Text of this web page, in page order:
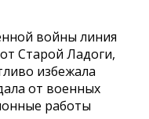
войны линия
Старой Ладоги,
избежала
от военных
работы